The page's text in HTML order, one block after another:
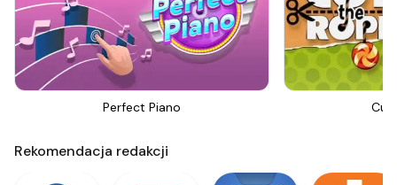
Perfect Piano Cut
Rekomendacja redakcji